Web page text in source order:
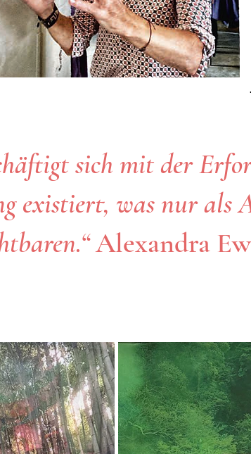
sich mit der
existiert, was nur als
Alexandra